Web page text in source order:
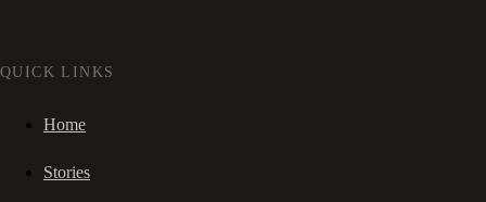
QUICK LINKS
Home
Stories